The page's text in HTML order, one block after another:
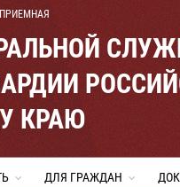
КРАЮ
ДЛЯ ГРАЖДАН